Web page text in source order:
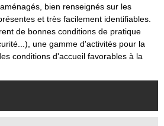
bien renseignés sur les
et très facilement identifiables.
de bonnes conditions de pratique
une gamme d'activités pour la
conditions d'accueil favorables à la